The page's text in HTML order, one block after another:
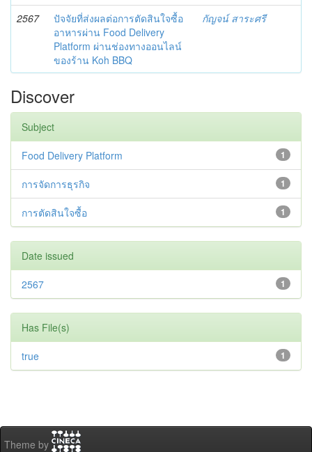
2567
ปัจจัยที่ส่งผลต่อการตัดสินใจซื้อ
อาหารผ่าน Food Delivery
Platform ผ่านช่องทางออนไลน์
ของร้าน Koh BBQ
กัญจน์ สาระศรี
Discover
Subject
1
Food Delivery Platform
1
การจัดการธุรกิจ
1
การตัดสินใจซื้อ
Date issued
1
2567
Has File(s)
1
true
Theme by